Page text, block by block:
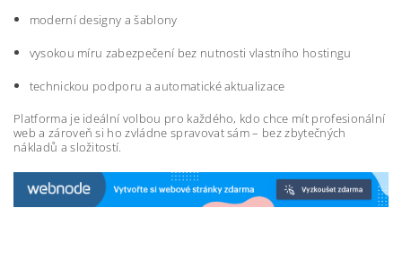
moderní designy a šablony
vysokou míru zabezpečení bez nutnosti vlastního hostingu
technickou podporu a automatické aktualizace
Platforma je ideální volbou pro každého, kdo chce mít profesionální
web a zároveň si ho zvládne spravovat sám – bez zbytečných
nákladů a složitostí.